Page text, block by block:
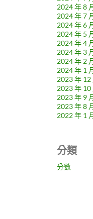
2024 年 8
2024 年 7
2024 年 6
2024 年 5
2024 年 4
2024 年 3
2024 年 2
2024 年 1
2023 年 12
2023 年 10
2023 年 9
2023 年 8
2022 年 1
分類
分數